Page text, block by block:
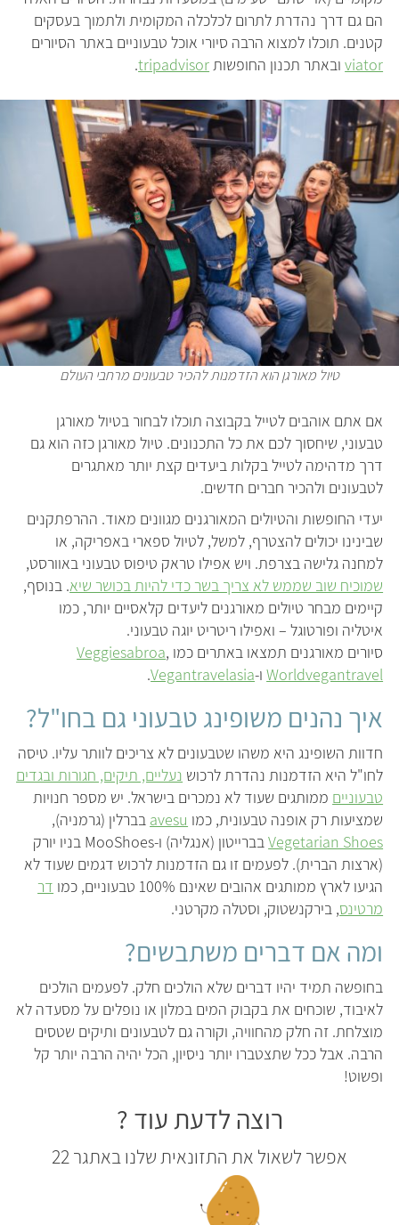
הם גם דרך נהדרת לתרום לכלכלה המקומית ולתמוך בעסקים
קטנים. תוכלו למצוא הרבה סיורי אוכל טבעוניים באתר הסיורים
viatorובאתר תכנון החופשותtripadvisor
.
טיול מאורגן הוא הזדמנות להכיר טבעונים מרחבי העולם
אם אתם אוהבים לטייל בקבוצה תוכלו לבחור בטיול מאורגן
טבעוני, שיחסוך לכם את כל התכנונים. טיול מאורגן כזה הוא גם
דרך מדהימה לטייל בקלות ביעדים קצת יותר מאתגרים
לטבעונים ולהכיר חברים חדשים.
יעדי החופשות והטיולים המאורגנים מגוונים מאוד. ההרפתקנים
שבינינו יכולים להצטרף, למשל, לטיול ספארי באפריקה, או
למחנה גלישה בצרפת. ויש אפילו טראק טיפוס טבעוני באוורסט,
שמוכיח שוב שממש לא צריך בשר כדי להיות בכושר שיא. בנוסף,
קיימים מבחר טיולים מאורגנים ליעדים קלאסיים יותר, כמו
איטליה ופורטוגל – ואפילו ריטריט יוגה טבעוני.
סיורים מאורגנים תמצאו באתרים כמו Veggiesabroa,
Worldvegantravelו-Vegantravelasia
.
איך נהנים משופינג טבעוני גם בחו"ל?
חדוות השופינג היא משהו שטבעונים לא צריכים לוותר עליו. טיסה
לחו"ל היא הזדמנות נהדרת לרכוש נעליים, תיקים, חגורות ובגדים
טבעוניים ממותגים שעוד לא נמכרים בישראל. יש מספר חנויות
שמציעות רק אופנה טבעונית, כמו avesu בברלין (גרמניה),
Vegetarian Shoes
בברייטון (אנגליה) ו-MooShoes בניו יורק
(ארצות הברית). לפעמים זו גם הזדמנות לרכוש דגמים שעוד לא
הגיעו לארץ ממותגים אהובים שאינם 100% טבעוניים, כמו
דר
מרטינס, בירקנשטוק, וסטלה מקרטני.
ומה אם דברים משתבשים?
בחופשה תמיד יהיו דברים שלא הולכים חלק. לפעמים הולכים
לאיבוד, שוכחים את בקבוק המים במלון או נופלים על מסעדה לא
מוצלחת. זה חלק מהחוויה, וקורה גם לטבעונים ותיקים שטסים
הרבה. אבל ככל שתצטברו יותר ניסיון, הכל יהיה הרבה יותר קל
ופשוט!
רוצה לדעת עוד ?
אפשר לשאול את התזונאית שלנו באתגר 22